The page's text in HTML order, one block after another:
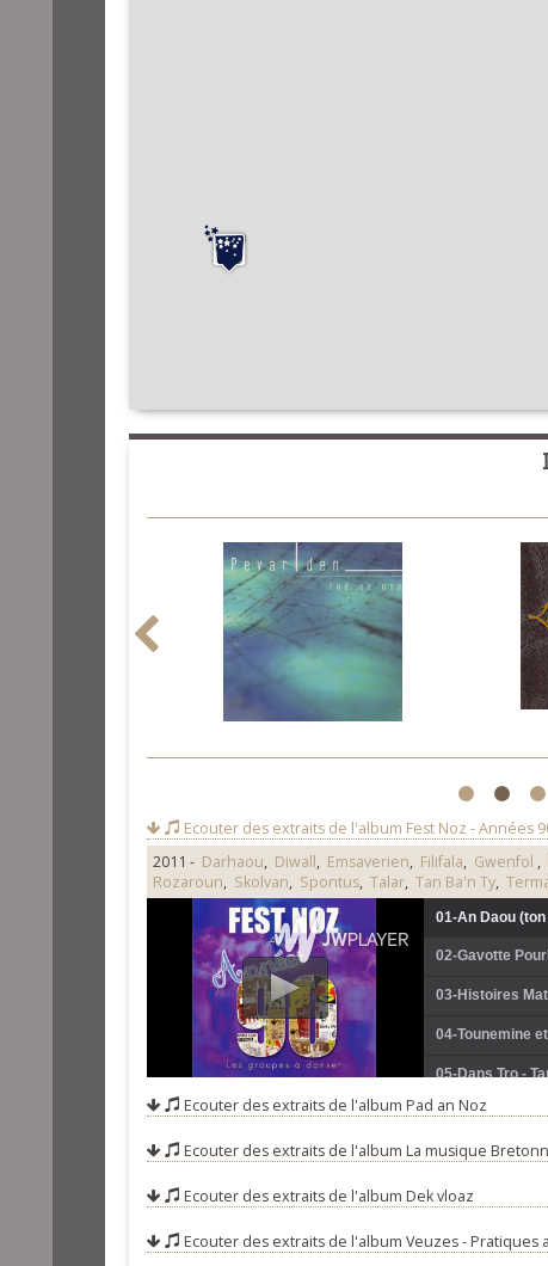
1 2 3
Ecouter des extraits de l'album Fest Noz - Années
2011 - Darhaou, Diwall, Emsaverien, Filifala, Gwenfol ,
Rozaroun, Skolvan, Spontus, Talar, Tan Ba'n Ty,
01-An Daou (ton
02-Gavotte
03-Histoires
04-Tounemine
05-Dans Tro -
06-Hanter Dro -
07-Plinn (ton
08-Danse des
09-Dans Fisel -
Ecouter des extraits de l'album Pad an Noz
Ecouter des extraits de l'album La musique
Ecouter des extraits de l'album Dek vloaz
Ecouter des extraits de l'album Veuzes - Pratiques